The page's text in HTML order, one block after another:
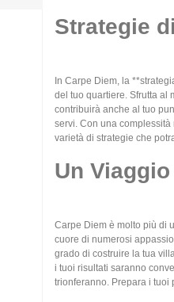
Strategie
In Carpe Diem, la
del tuo quartiere. Sfrutta al
contribuirà anche al tuo
servi. Con una
varietà di strategie che
Un
Carpe Diem è molto più di
cuore di numerosi
grado di costruire la tua
i tuoi risultati saranno
trionferanno. Prepara i tuoi